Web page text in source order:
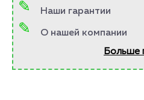
Наши гарантии
О нашей компании
Больше